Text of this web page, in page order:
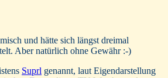
und hätte sich längst dreimal
Aber natürlich ohne Gewähr :-)
Suprl genannt, laut Eigendarstellung